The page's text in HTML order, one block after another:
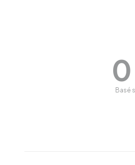
Basé